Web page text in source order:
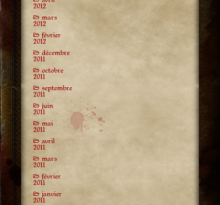
2012
mars
2012
février
2012
décembre
2011
octobre
2011
septembre
2011
juin
2011
mai
2011
avril
2011
mars
2011
février
2011
janvier
2011